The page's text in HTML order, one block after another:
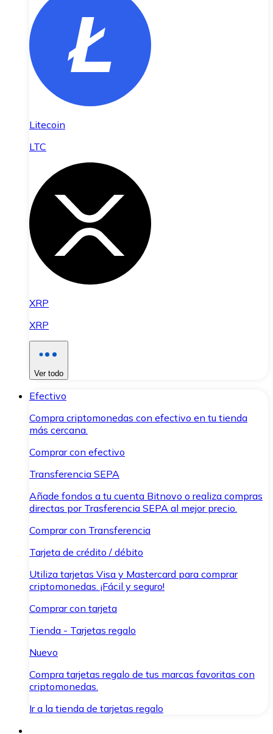
Litecoin
LTC
XRP
XRP
Ver todo
Efectivo
Compra criptomonedas con efectivo en tu tienda
más cercana.
Comprar con efectivo
Transferencia SEPA
Añade fondos a tu cuenta Bitnovo o realiza compras
directas por Trasferencia SEPA al mejor precio.
Comprar con Transferencia
Tarjeta de crédito / débito
Utiliza tarjetas Visa y Mastercard para comprar
criptomonedas. ¡Fácil y seguro!
Comprar con tarjeta
Tienda - Tarjetas regalo
Nuevo
Compra tarjetas regalo de tus marcas favoritas con
criptomonedas.
Ir a la tienda de tarjetas regalo